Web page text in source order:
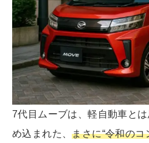
7代目ムーブは、軽自動車と
め込まれた、まさに“令和のコ